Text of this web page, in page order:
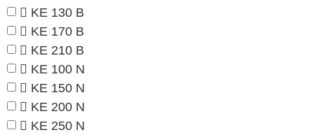
KE 130 B
KE 170 B
KE 210 B
KE 100 N
KE 150 N
KE 200 N
KE 250 N